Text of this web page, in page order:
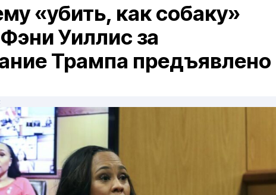
«убить, как собаку»
Уиллис за
Трампа предъявлено